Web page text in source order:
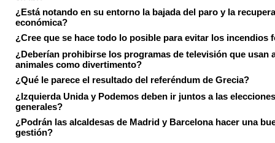
¿Está notando en su entorno la bajada del paro y la
económica?
¿Cree que se hace todo lo posible para evitar los incendios
¿Deberían prohibirse los programas de televisión que usan
animales como divertimento?
¿Qué le parece el resultado del referéndum de Grecia?
¿Izquierda Unida y Podemos deben ir juntos a las elecciones
generales?
¿Podrán las alcaldesas de Madrid y Barcelona hacer una
gestión?